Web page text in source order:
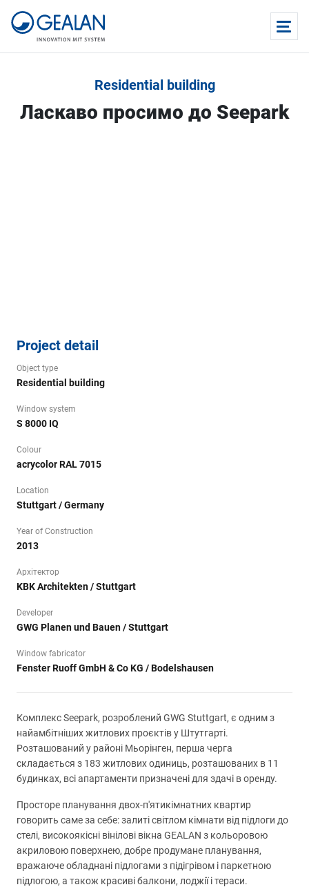
Residential building
Ласкаво просимо до Seepark
Project detail
Object type
Residential building
Window system
S 8000 IQ
Colour
acrycolor RAL 7015
Location
Stuttgart / Germany
Year of Construction
2013
Архітектор
KBK Architekten / Stuttgart
Developer
GWG Planen und Bauen / Stuttgart
Window fabricator
Fenster Ruoff GmbH & Co KG / Bodelshausen
Комплекс Seepark, розроблений GWG Stuttgart, є одним з
найамбітніших житлових проєктів у Штутгарті.
Розташований у районі Мьорінген, перша черга
складається з 183 житлових одиниць, розташованих в 11
будинках, всі апартаменти призначені для здачі в оренду.
Просторе планування двох-п'ятикімнатних квартир
говорить саме за себе: залиті світлом кімнати від підлоги до
стелі, високоякісні вінілові вікна GEALAN з кольоровою
акриловою поверхнею, добре продумане планування,
вражаюче обладнані підлогами з підігрівом і паркетною
підлогою, а також красиві балкони, лоджії і тераси.